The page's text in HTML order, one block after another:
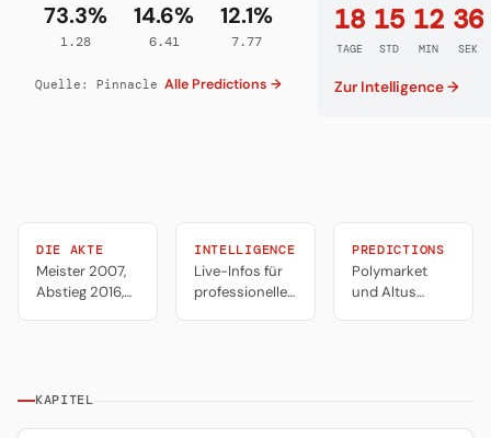
73.3%
1.28
14.6%
6.41
12.1%
7.77
Quelle: Pinnacle Alle Predictions →
18
TAGE
15
STD
12
MIN
35
SEK
Zur Intelligence →
DIE AKTE
Meister 2007,
Abstieg 2016,
INTELLIGENCE
Live-Infos für
professionelles
PREDICTIONS
Polymarket
und Altus
KAPITEL